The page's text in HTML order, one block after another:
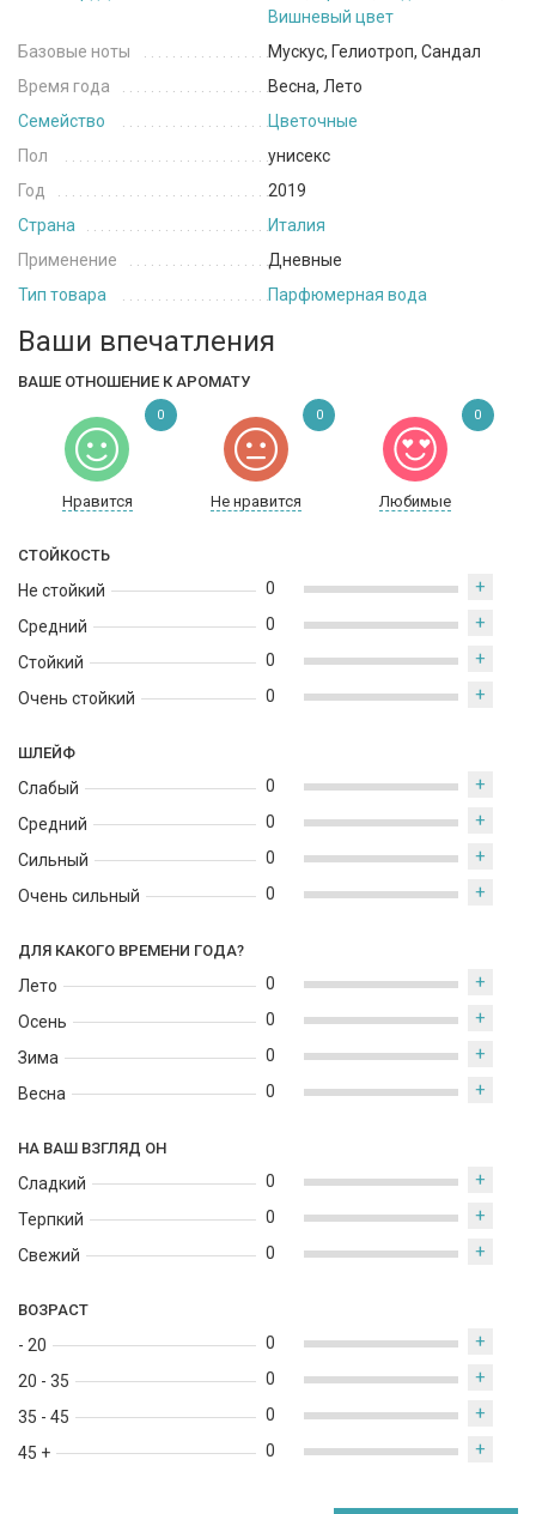
Вишневый цвет
Базовые ноты
Мускус, Гелиотроп, Сандал
Время года
Весна, Лето
Семейство
Цветочные
Пол
унисекс
Год
2019
Страна
Италия
Применение
Дневные
Тип товара
Парфюмерная вода
Ваши впечатления
ВАШЕ ОТНОШЕНИЕ К АРОМАТУ
Нравится Не нравится Любимые
0 0 0
СТОЙКОСТЬ
Не стойкий
Средний
Стойкий
Очень стойкий
0 +
0 +
0 +
0 +
ШЛЕЙФ
Слабый
Средний
Сильный
Очень сильный
0 +
0 +
0 +
0 +
ДЛЯ КАКОГО ВРЕМЕНИ ГОДА?
Лето
Осень
Зима
Весна
0 +
0 +
0 +
0 +
НА ВАШ ВЗГЛЯД ОН
Сладкий
Терпкий
Свежий
0 +
0 +
0 +
ВОЗРАСТ
- 20
20 - 35
35 - 45
45 +
0 +
0 +
0 +
0 +